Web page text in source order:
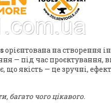
орієнтована на створення
— під час проєктування,
якість — це зручні,
багато чого цікавого.